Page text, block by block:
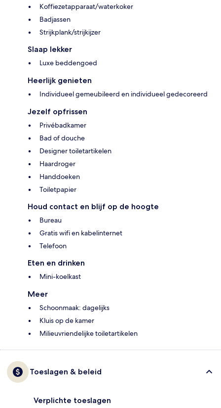
Koffiezetapparaat/waterkoker
Badjassen
Strijkplank/strijkijzer
Slaap lekker
Luxe beddengoed
Heerlijk genieten
Individueel gemeubileerd en individueel gedecoreerd
Jezelf opfrissen
Privébadkamer
Bad of douche
Designer toiletartikelen
Haardroger
Handdoeken
Toiletpapier
Houd contact en blijf op de hoogte
Bureau
Gratis wifi en kabelinternet
Telefoon
Eten en drinken
Mini-koelkast
Meer
Schoonmaak: dagelijks
Kluis op de kamer
Milieuvriendelijke toiletartikelen
Toeslagen & beleid
Verplichte toeslagen